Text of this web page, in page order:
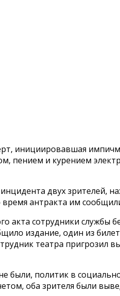
инициировавшая
пением и курением
двух зрителей,
антракта им
акта сотрудники
издание, один из
театра
политик в
оба зрителя были